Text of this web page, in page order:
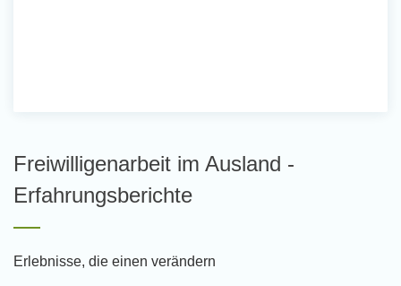
Freiwilligenarbeit im Ausland -
Erfahrungsberichte
Erlebnisse, die einen verändern